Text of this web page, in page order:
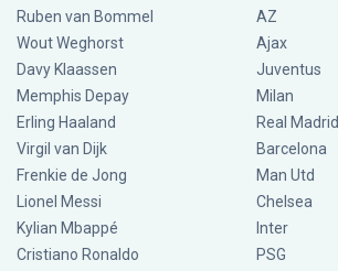
Ruben van Bommel
Wout Weghorst
Davy Klaassen
Memphis Depay
Erling Haaland
Virgil van Dijk
Frenkie de Jong
Lionel Messi
Kylian Mbappé
Cristiano Ronaldo
AZ
Ajax
Juventus
Milan
Real Madrid
Barcelona
Man Utd
Chelsea
Inter
PSG